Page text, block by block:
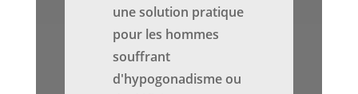
une solution pratique
pour les hommes
souffrant
d'hypogonadisme ou